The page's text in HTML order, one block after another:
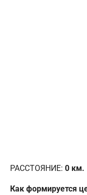
РАССТОЯНИЕ: 0 км.
Как формируется